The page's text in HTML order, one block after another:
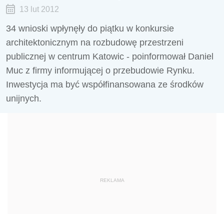
13 lut 2012
34 wnioski wpłynęły do piątku w konkursie
architektonicznym na rozbudowę przestrzeni
publicznej w centrum Katowic - poinformował Daniel
Muc z firmy informującej o przebudowie Rynku.
Inwestycja ma być współfinansowana ze środków
unijnych.
REKLAMA